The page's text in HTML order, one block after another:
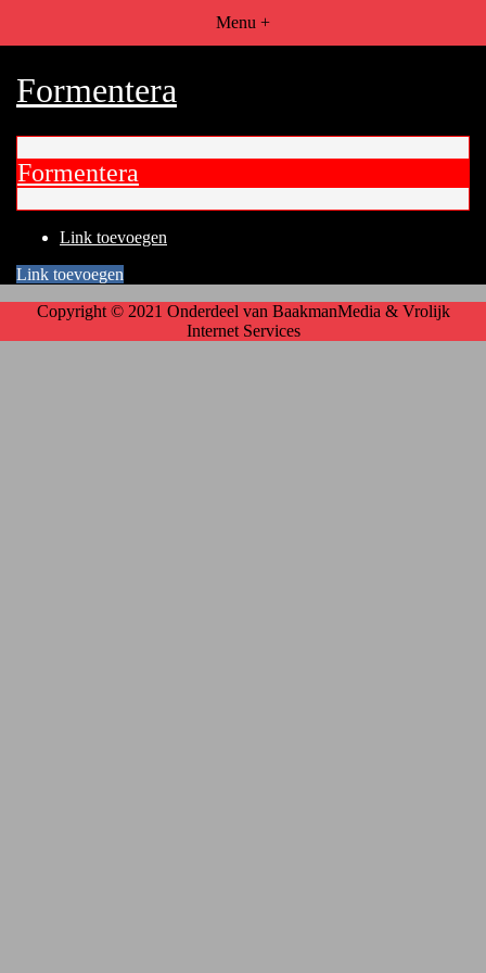
Menu +
Formentera
Formentera
Link toevoegen
Link toevoegen
Copyright © 2021 Onderdeel van BaakmanMedia & Vrolijk
Internet Services